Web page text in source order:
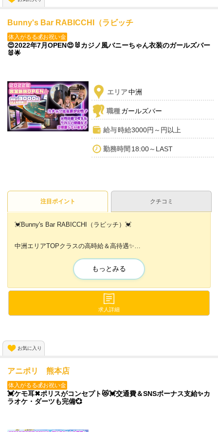
一石二鳥ですよ💓✨
Bunny's Bar RABICCHI（ラビッチ
体入がるる💰お祝い金
😍2022年7月OPEN😍🐰カジノ風バニーちゃん衣装のガールズバー
🐰🌟
エリア中洲
職種ガールズバー
給与時給3000円～円以上
勤務時間 18:00～LAST
注目ポイント クチコミ
💓Bunny's Bar RABICCHI（ラビッチ）💓
中洲エリアTOPクラスの高時給＆高待遇✨
スタッフは安心・安全女性スタッフのみ🙌
どこよりも働きやすい環境を整えています😻
有名アパレル店や脱毛サロンも
もっとみる
求人詳細
お気に入り
アニポリ 熊本店
体入がるる💰お祝い金
💓ケモ耳✖︎ポリスがコンセプト😻💓交通費＆SNSボーナス支給✨カ
ラオケ・ダーツも完備💞